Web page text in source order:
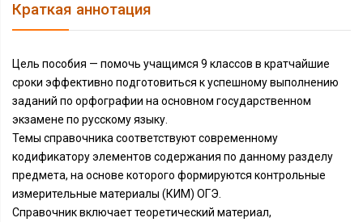
Краткая аннотация
Цель пособия — помочь учащимся 9 классов в кратчайшие
сроки эффективно подготовиться к успешному выполнению
заданий по орфографии на основном государственном
экзамене по русскому языку.
Темы справочника соответствуют современному
кодификатору элементов содержания по данному разделу
предмета, на основе которого формируются контрольные
измерительные материалы (КИМ) ОГЭ.
Справочник включает теоретический материал,